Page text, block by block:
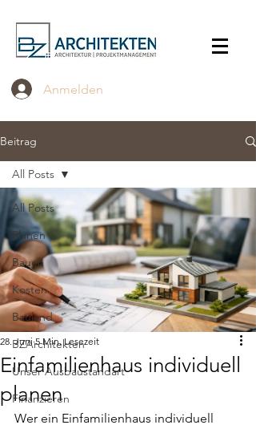
Anmelden
Beitrag
All Posts
Planen
Bauen
Kosten
Bauland
BZArchitekten
Unser Ausbaustandart
Finanzieren
All Posts
Einfamilienhaus individuell
planen
28. Juni 5 Min. Lesezeit
Wer ein Einfamilienhaus individuell